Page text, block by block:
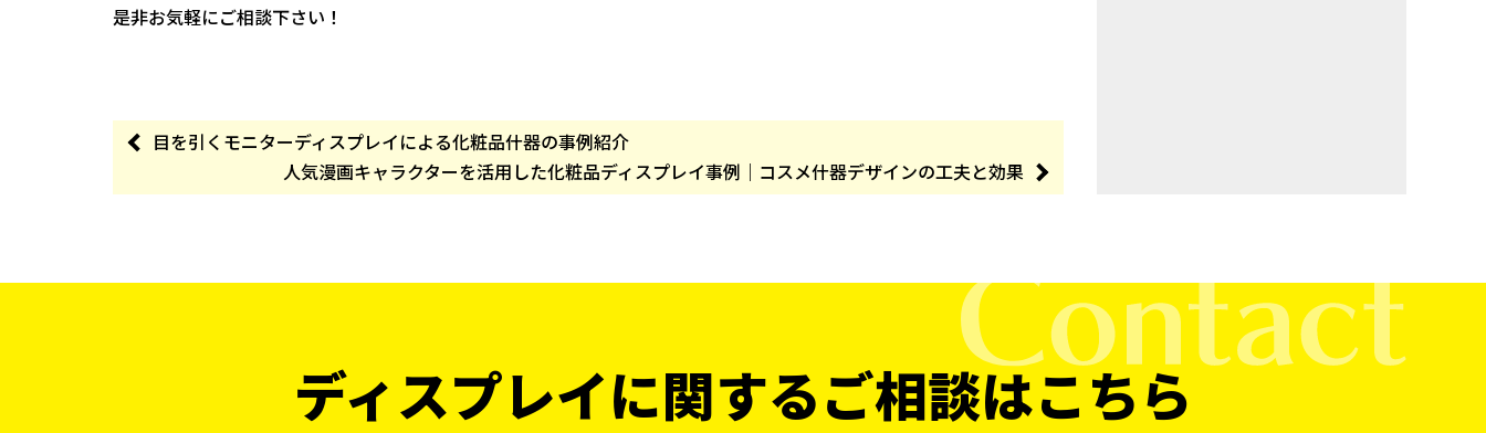
是非お気軽にご相談下さい！
目を引くモニターディスプレイによる化粧品什器の事例紹介
人気漫画キャラクターを活用した化粧品ディスプレイ事例｜コスメ什器デザインの工夫と効果
ディスプレイに関するご相談はこちら